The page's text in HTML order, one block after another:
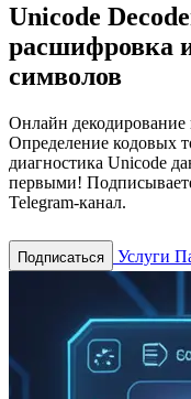
Unicode
расшифровка
символов
Онлайн декодирование
Определение кодовых
диагностика Unicode
первыми!
Telegram-канал.
Подписаться Услуги